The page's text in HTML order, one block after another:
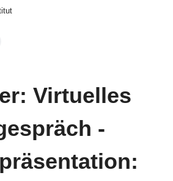
Virtuelles
-